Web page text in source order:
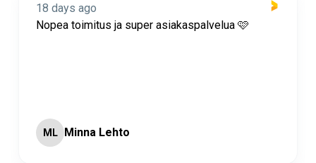
18 days ago
Nopea toimitus ja super asiakaspalvelua 🩷
ML Minna Lehto